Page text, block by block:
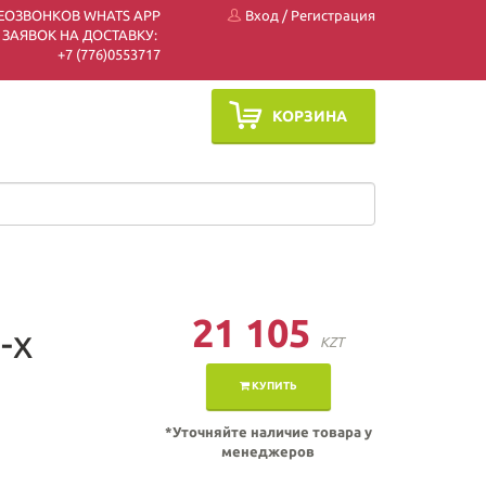
WHATS APP
НА ДОСТАВКУ:
+7 (776)0553717
Вход / Регистрация
КОРЗИНА
21 105 KZT
КУПИТЬ
*Уточняйте наличие товара у
менеджеров
х